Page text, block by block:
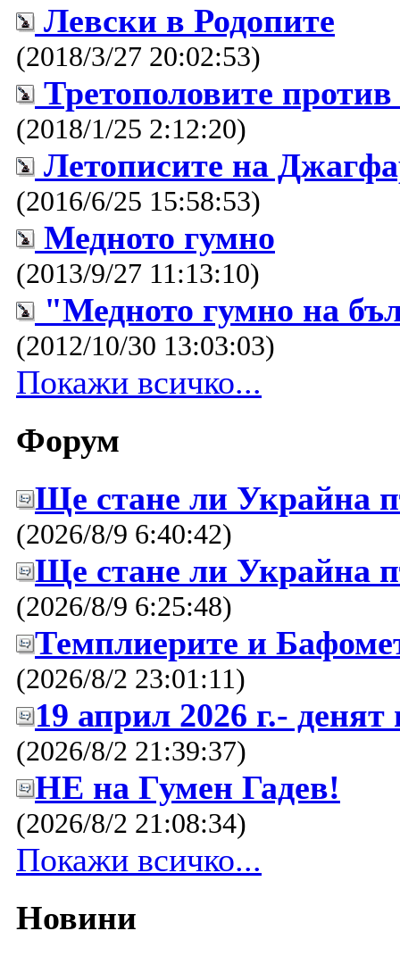
Левски в Родопите
(2018/3/27 20:02:53)
Третополовите
(2018/1/25 2:12:20)
Летописите на
(2016/6/25 15:58:53)
Медното гумно
(2013/9/27 11:13:10)
"Медното гумно на
(2012/10/30 13:03:03)
Покажи всичко...
Форум
Ще стане ли Украйна
(2026/8/9 6:40:42)
Ще стане ли Украйна
(2026/8/9 6:25:48)
Темплиерите и
(2026/8/2 23:01:11)
19 април 2026 г.-
(2026/8/2 21:39:37)
НЕ на Гумен Гадев!
(2026/8/2 21:08:34)
Покажи всичко...
Новини